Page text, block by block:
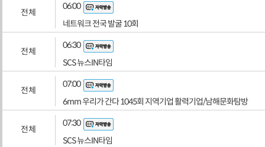
전체
06:00
네트워크 전국 발굴 10회
전체
06:30
SCS 뉴스IN타임
전체
07:00
6mm 우리가 간다 1045회 지역기업 활력기업/남해문화탐방
전체
07:30
SCS 뉴스IN타임